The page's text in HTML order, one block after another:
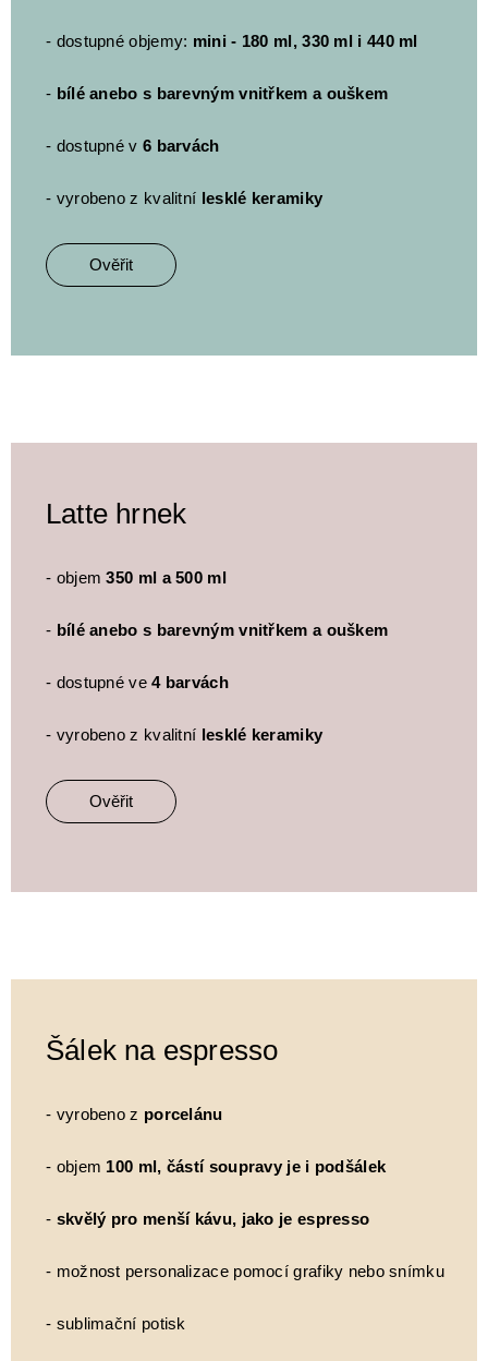
- dostupné objemy: mini - 180 ml, 330 ml i 440 ml
- bílé anebo s barevným vnitřkem a ouškem
- dostupné v 6 barvách
- vyrobeno z kvalitní lesklé keramiky
Ověřit
Latte hrnek
- objem350 ml a 500 ml
- bílé anebo s barevným vnitřkem a ouškem
- dostupné ve4 barvách
- vyrobeno z kvalitní lesklé keramiky
Ověřit
Šálek na espresso
- vyrobeno z porcelánu
- objem 100 ml, částí soupravy je i podšálek
- skvělý pro menší kávu, jako je espresso
- možnost personalizace pomocí grafiky nebo snímku
- sublimační potisk